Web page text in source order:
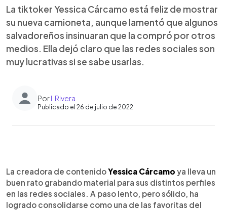
La tiktoker Yessica Cárcamo está feliz de mostrar
su nueva camioneta, aunque lamentó que algunos
salvadoreños insinuaran que la compró por otros
medios. Ella dejó claro que las redes sociales son
muy lucrativas si se sabe usarlas.
PorI. Rivera
Publicado el 26 de julio de 2022
► Escuchar artículo
La creadora de contenidoYessica Cárcamo ya lleva un
buen rato grabando material para sus distintos perfiles
en las redes sociales. A paso lento, pero sólido, ha
logrado consolidarse como una de las favoritas del